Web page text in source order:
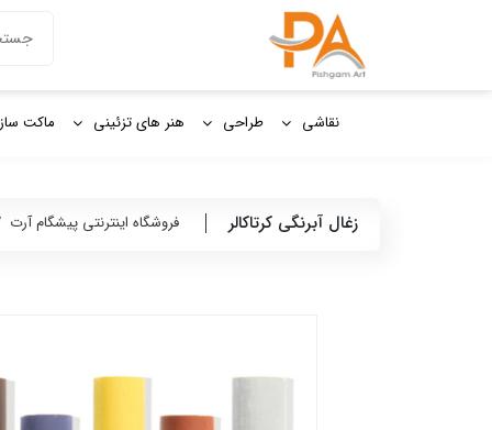
برای:
نقاشی طراحی هنر های تزئینی ماکت
زغال آبرنگی کرتاکالر فروشگاه اینترنتی پیشگام آرت